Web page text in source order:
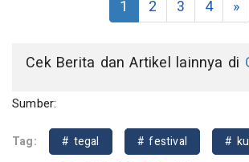
1 2 3 4 »
Cek Berita dan Artikel lainnya di
Sumber:
Tag: # tegal # festival
#